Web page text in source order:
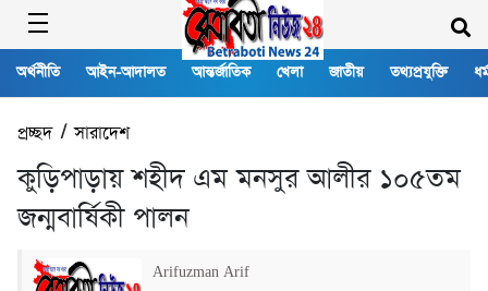
অর্থনীতি আইন-আদালত আন্তর্জাতিক খেলা জাতীয় তথ্যপ্রযুক্তি
প্রচ্ছদ/সারাদেশ
কুড়িপাড়ায় শহীদ এম মনসুর আলীর ১০৫তম
জন্মবার্ষিকী পালন
Arifuzman Arif